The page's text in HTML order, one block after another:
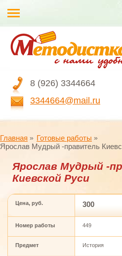
8 (926) 3344664
3344664@mail.ru
Главная
Готовые работы
Ярослав Мудрый -правитель
Ярослав Мудрый -
Киевской Руси
Цена, руб. 300
Номер работы 449
Предмет История